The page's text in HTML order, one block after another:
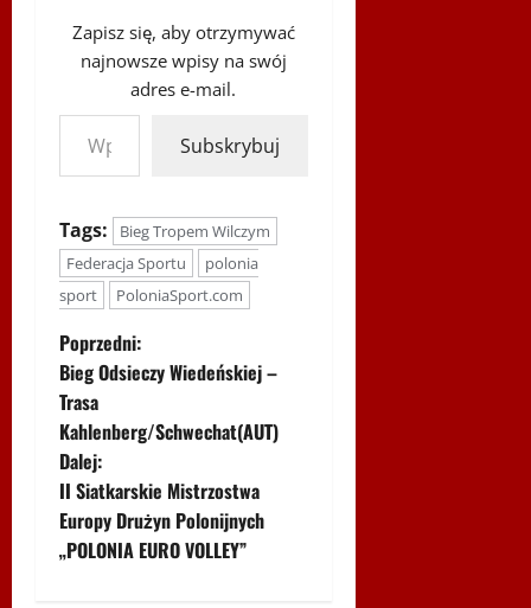
Zapisz się, aby otrzymywać
najnowsze wpisy na swój
adres e-mail.
Wpisz swój adres e-mail…
Subskrybuj
Tags:
Bieg Tropem Wilczym
Federacja Sportu
polonia
sport
PoloniaSport.com
Z
o
b
a
c
Poprzedni:
Bieg Odsieczy Wiedeńskiej –
Trasa
Kahlenberg/Schwechat(AUT)
Dalej:
II Siatkarskie Mistrzostwa
Europy Drużyn Polonijnych
„POLONIA EURO VOLLEY”